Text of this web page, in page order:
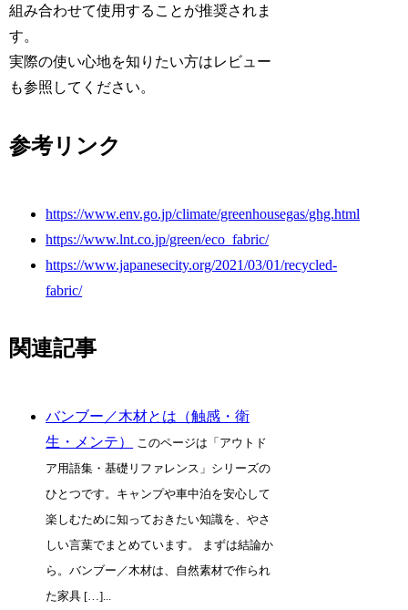
組み合わせて使用することが推奨されま
す。
実際の使い心地を知りたい方はレビュー
も参照してください。
参考リンク
https://www.env.go.jp/climate/greenhousegas/ghg.html
https://www.lnt.co.jp/green/eco_fabric/
https://www.japanesecity.org/2021/03/01/recycled-
fabric/
関連記事
バンブー／木材とは（触感・衛
生・メンテ）
このページは「アウトド
ア用語集・基礎リファレンス」シリーズの
ひとつです。キャンプや車中泊を安心して
楽しむために知っておきたい知識を、やさ
しい言葉でまとめています。 まずは結論か
ら。バンブー／木材は、自然素材で作られ
た家具 […]...